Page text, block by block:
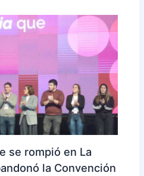
se rompió en La
la Convención